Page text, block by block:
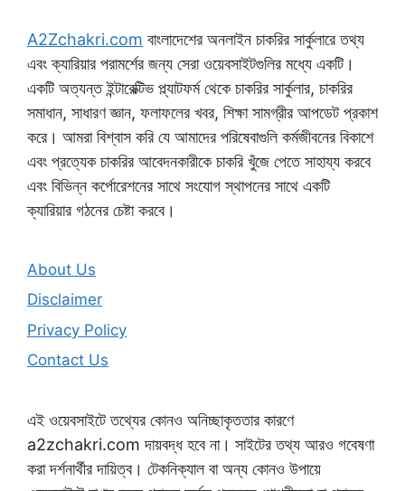
A2Zchakri.com বাংলাদেশের অনলাইন চাকরির সার্কুলারে তথ্য
এবং ক্যারিয়ার পরামর্শের জন্য সেরা ওয়েবসাইটগুলির মধ্যে একটি।
একটি অত্যন্ত ইন্টারেক্টিভ প্ল্যাটফর্ম থেকে চাকরির সার্কুলার, চাকরির
সমাধান, সাধারণ জ্ঞান, ফলাফলের খবর, শিক্ষা সামগ্রীর আপডেট প্রকাশ
করে। আমরা বিশ্বাস করি যে আমাদের পরিষেবাগুলি কর্মজীবনের বিকাশে
এবং প্রত্যেক চাকরির আবেদনকারীকে চাকরি খুঁজে পেতে সাহায্য করবে
এবং বিভিন্ন কর্পোরেশনের সাথে সংযোগ স্থাপনের সাথে একটি
ক্যারিয়ার গঠনের চেষ্টা করবে।
About Us
Disclaimer
Privacy Policy
Contact Us
এই ওয়েবসাইটে তথ্যের কোনও অনিচ্ছাকৃততার কারণে
a2zchakri.com দায়বদ্ধ হবে না। সাইটের তথ্য আরও গবেষণা
করা দর্শনার্থীর দায়িত্ব। টেকনিক্যাল বা অন্য কোনও উপায়ে